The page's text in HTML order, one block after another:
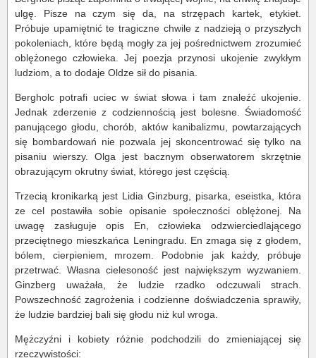
ulgę. Pisze na czym się da, na strzępach kartek, etykiet.
Próbuje upamiętnić te tragiczne chwile z nadzieją o przyszłych
pokoleniach, które będą mogły za jej pośrednictwem zrozumieć
oblężonego człowieka. Jej poezja przynosi ukojenie zwykłym
ludziom, a to dodaje Oldze sił do pisania.
Bergholc potrafi uciec w świat słowa i tam znaleźć ukojenie.
Jednak zderzenie z codziennością jest bolesne. Świadomość
panującego głodu, chorób, aktów kanibalizmu, powtarzających
się bombardowań nie pozwala jej skoncentrować się tylko na
pisaniu wierszy. Olga jest bacznym obserwatorem skrzętnie
obrazującym okrutny świat, którego jest częścią.
Trzecią kronikarką jest Lidia Ginzburg, pisarka, eseistka, która
ze cel postawiła sobie opisanie społeczności oblężonej. Na
uwagę zasługuje opis En, człowieka odzwierciedlającego
przeciętnego mieszkańca Leningradu. En zmaga się z głodem,
bólem, cierpieniem, mrozem. Podobnie jak każdy, próbuje
przetrwać. Własna cielesoność jest największym wyzwaniem.
Ginzberg uważała, że ludzie rzadko odczuwali strach.
Powszechność zagrożenia i codzienne doświadczenia sprawiły,
że ludzie bardziej bali się głodu niż kul wroga.
Mężczyźni i kobiety różnie podchodzili do zmieniającej się
rzeczywistości: